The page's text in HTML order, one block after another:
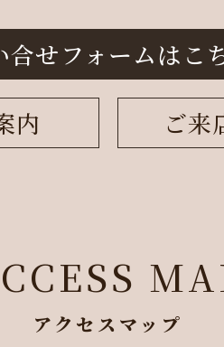
合せフォームはこ
内 ご来
アクセスマップ